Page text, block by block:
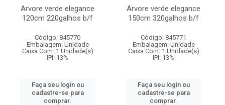
Arvore verde elegance
120cm 220galhos b/f
Código: 845770
Embalagem: Unidade
Caixa Com: 1 Unidade(s)
IPI: 13%
Faça seu login ou
cadastre-se para
comprar.
Arvore verde elegance
150cm 320galhos b/f
Código: 845771
Embalagem: Unidade
Caixa Com: 1 Unidade(s)
IPI: 13%
Faça seu login ou
cadastre-se para
comprar.